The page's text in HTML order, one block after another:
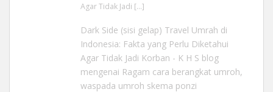
Agar Tidak Jadi […]
Dark Side (sisi gelap) Travel Umrah di
Indonesia: Fakta yang Perlu Diketahui
Agar Tidak Jadi Korban - K H S blog
mengenai Ragam cara berangkat umroh,
waspada umroh skema ponzi